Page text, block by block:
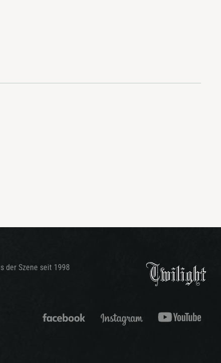
der Szene seit 1998